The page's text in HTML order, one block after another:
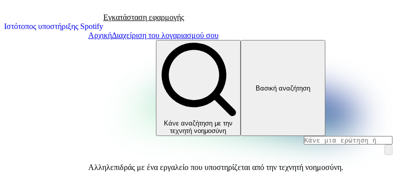
Ιστότοπος υποστήριξης Spotify
Εγκατάσταση εφαρμογής
ΑρχικήΔιαχείριση του λογαριασμού σου
Κάνε αναζήτηση με την
τεχνητή νοημοσύνη
Βασική αναζήτηση
Αλληλεπιδράς με ένα εργαλείο που υποστηρίζεται από την τεχνητή νοημοσύνη.